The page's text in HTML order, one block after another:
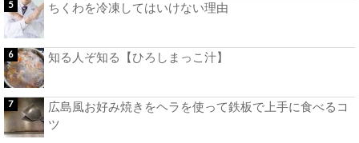
ちくわを冷凍してはいけない理由
知る人ぞ知る【ひろしまっこ汁】
広島風お好み焼きをヘラを使って鉄板で上手に食べるコ
ツ